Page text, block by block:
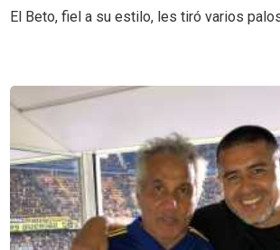
El Beto, fiel a su estilo, les tiró varios